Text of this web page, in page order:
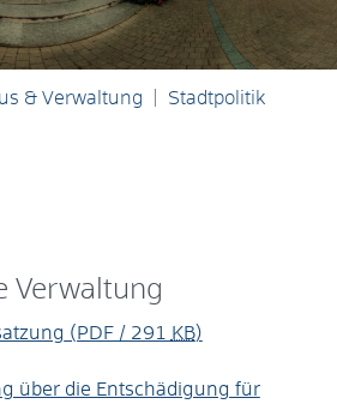
& Verwaltung
Stadtpolitik
Verwaltung
(PDF / 291 KB)
über die Entschädigung für